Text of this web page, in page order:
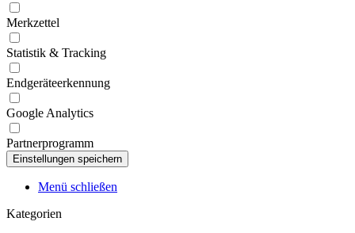
Merkzettel
Statistik & Tracking
Endgeräteerkennung
Google Analytics
Partnerprogramm
Menü schließen
Kategorien